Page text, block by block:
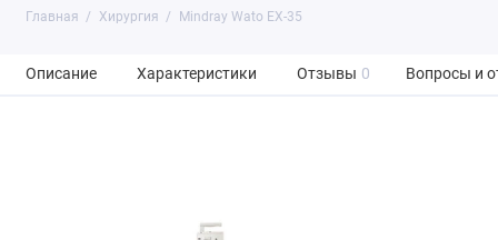
Главная Хирургия Mindray Wato EX-35
Описание Характеристики Отзывы 0 Вопросы и